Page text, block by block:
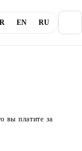
EN RU
вы платите за